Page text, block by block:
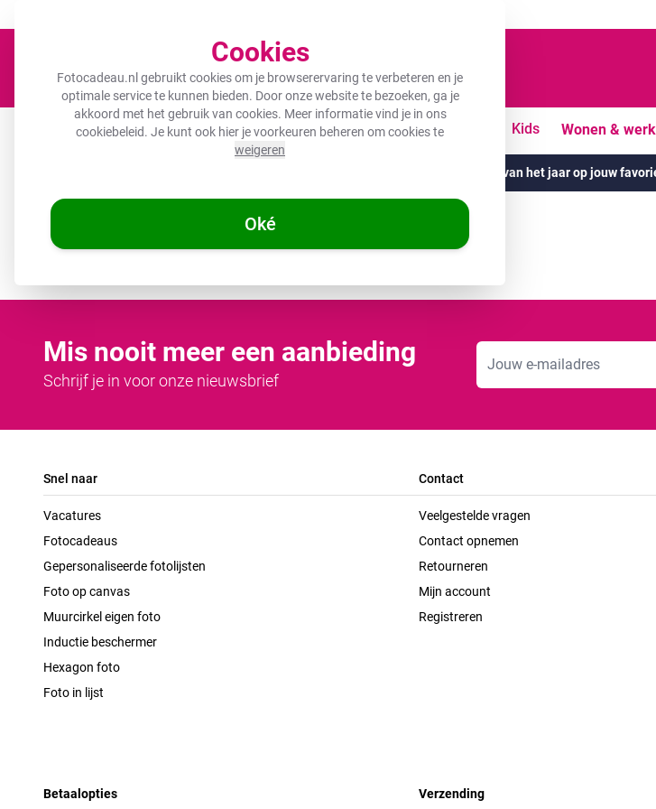
Cookies
Fotocadeau.nl gebruikt cookies om je browserervaring te verbeteren en je
optimale service te kunnen bieden. Door onze website te bezoeken, ga je
akkoord met het gebruik van cookies. Meer informatie vind je in ons
cookiebeleid. Je kunt ook hier je voorkeuren beheren om cookies te
weigeren
Oké
Canvas Inductiebeschermer Wanddeco Keuken Buiten Kids Wonen &
De hoogste kortingen van het jaar op jouw
Fotocadeau.nl Tuinposter collecties
Mis nooit meer een aanbieding
Schrijf je in voor onze nieuwsbrief
E-mailadres
Snel naar
Vacatures
Fotocadeaus
Gepersonaliseerde fotolijsten
Foto op canvas
Muurcirkel eigen foto
Inductie beschermer
Hexagon foto
Foto in lijst
Contact
Veelgestelde vragen
Contact opnemen
Retourneren
Mijn account
Registreren
Betaalopties Verzending